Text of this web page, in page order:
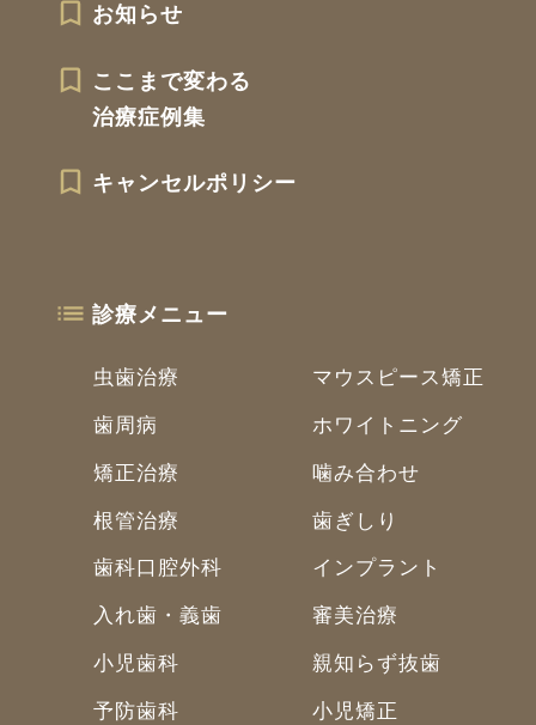
お知らせ
ここまで変わる
治療症例集
キャンセルポリシー
診療メニュー
虫歯治療
歯周病
矯正治療
根管治療
歯科口腔外科
入れ歯・義歯
小児歯科
予防歯科
マウスピース矯正
ホワイトニング
噛み合わせ
歯ぎしり
インプラント
審美治療
親知らず抜歯
小児矯正